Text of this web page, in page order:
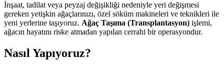
İnşaat, tadilat veya peyzaj değişikliği nedeniyle yeri değişmesi
gereken yetişkin ağaçlarınızı, özel söküm makineleri ve teknikleri ile
yeni yerlerine taşıyoruz. Ağaç Taşıma (Transplantasyon) işlemi,
ağacın hayatını riske atmadan yapılan cerrahi bir operasyondur.
Nasıl Yapıyoruz?